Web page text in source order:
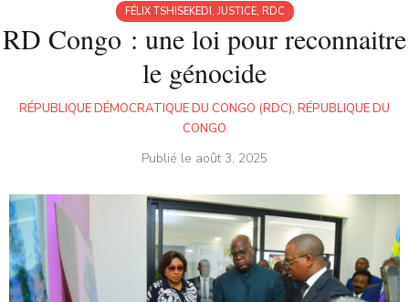
FÉLIX TSHISEKEDI, JUSTICE, RDC
RD Congo : une loi pour reconnaitre
le génocide
RÉPUBLIQUE DÉMOCRATIQUE DU CONGO (RDC), RÉPUBLIQUE DU
CONGO
Publié le août 3, 2025